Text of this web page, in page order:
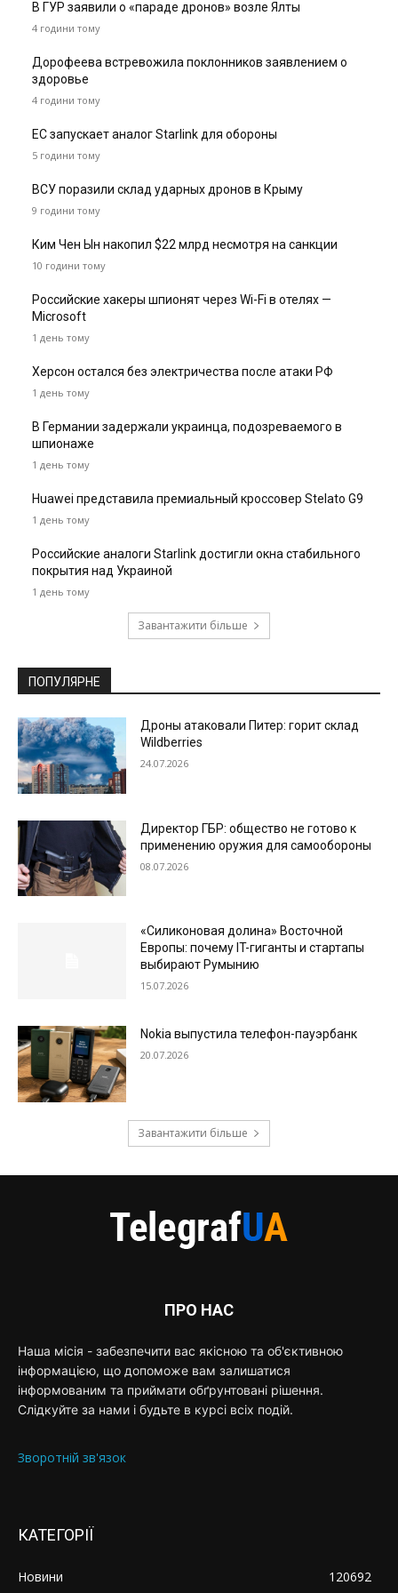
В ГУР заявили о «параде дронов» возле Ялты
4 години тому
Дорофеева встревожила поклонников заявлением о
здоровье
4 години тому
ЕС запускает аналог Starlink для обороны
5 години тому
ВСУ поразили склад ударных дронов в Крыму
9 години тому
Ким Чен Ын накопил $22 млрд несмотря на санкции
10 години тому
Российские хакеры шпионят через Wi-Fi в отелях —
Microsoft
1 день тому
Херсон остался без электричества после атаки РФ
1 день тому
В Германии задержали украинца, подозреваемого в
шпионаже
1 день тому
Huawei представила премиальный кроссовер Stelato G9
1 день тому
Российские аналоги Starlink достигли окна стабильного
покрытия над Украиной
1 день тому
Завантажити більше
ПОПУЛЯРНЕ
Дроны атаковали Питер: горит склад
Wildberries
24.07.2026
Директор ГБР: общество не готово к
применению оружия для самообороны
08.07.2026
«Силиконовая долина» Восточной
Европы: почему IT-гиганты и стартапы
выбирают Румынию
15.07.2026
Nokia выпустила телефон-пауэрбанк
20.07.2026
Завантажити більше
ПРО НАС
Наша місія - забезпечити вас якісною та об'єктивною
інформацією, що допоможе вам залишатися
інформованим та приймати обґрунтовані рішення.
Слідкуйте за нами і будьте в курсі всіх подій.
Зворотній зв'язок
КАТЕГОРІЇ
Новини 120692